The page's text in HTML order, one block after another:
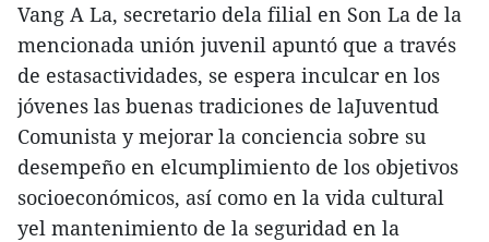
Vang A La, secretario dela filial en Son La de la
mencionada unión juvenil apuntó que a través
de estasactividades, se espera inculcar en los
jóvenes las buenas tradiciones de laJuventud
Comunista y mejorar la conciencia sobre su
desempeño en elcumplimiento de los objetivos
socioeconómicos, así como en la vida cultural
yel mantenimiento de la seguridad en la